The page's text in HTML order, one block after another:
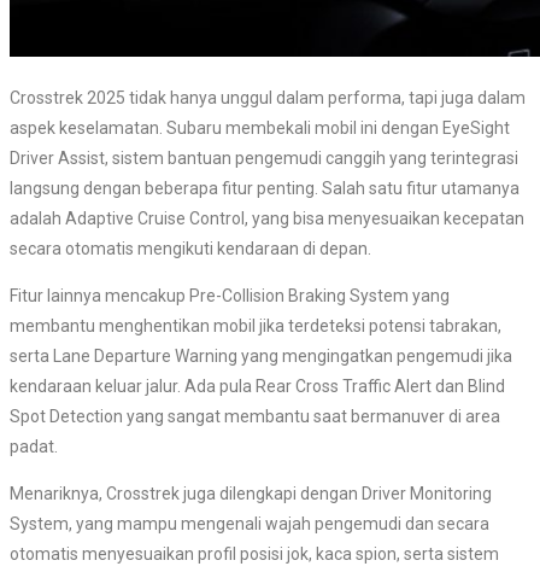
Crosstrek 2025 tidak hanya unggul dalam performa, tapi juga dalam
aspek keselamatan. Subaru membekali mobil ini dengan EyeSight
Driver Assist, sistem bantuan pengemudi canggih yang terintegrasi
langsung dengan beberapa fitur penting. Salah satu fitur utamanya
adalah Adaptive Cruise Control, yang bisa menyesuaikan kecepatan
secara otomatis mengikuti kendaraan di depan.
Fitur lainnya mencakup Pre-Collision Braking System yang
membantu menghentikan mobil jika terdeteksi potensi tabrakan,
serta Lane Departure Warning yang mengingatkan pengemudi jika
kendaraan keluar jalur. Ada pula Rear Cross Traffic Alert dan Blind
Spot Detection yang sangat membantu saat bermanuver di area
padat.
Menariknya, Crosstrek juga dilengkapi dengan Driver Monitoring
System, yang mampu mengenali wajah pengemudi dan secara
otomatis menyesuaikan profil posisi jok, kaca spion, serta sistem